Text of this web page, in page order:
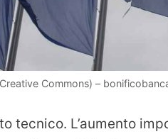
Commons) –
tecnico. L’aumento